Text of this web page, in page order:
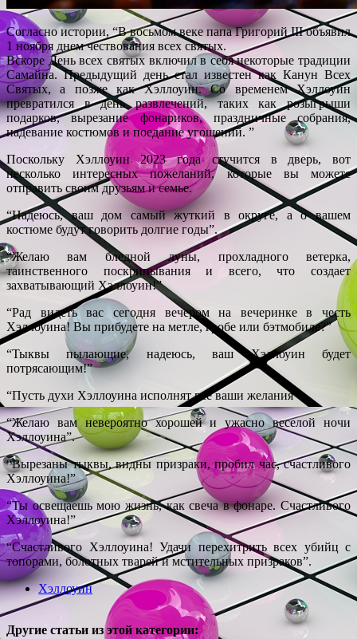
Согласно истории, “В восьмом веке папа Григорий III объявил
1 ноября днем чествования всех святых.
Вскоре День всех святых включил в себя некоторые традиции
Самайна. Предыдущий день стал известен как Канун Всех
Святых, а позже как Хэллоуин. Со временем Хэллоуин
превратился в день развлечений, таких как розыгрыши
подарков, вырезание фонариков, праздничные собрания,
надевание костюмов и поедание угощений. ”
Поскольку Хэллоуин 2023 года стучится в дверь, вот
несколько интересных пожеланий, которые вы можете
отправить своим друзьям и семье.
“Надеюсь, ваш дом самый жуткий в округе, а о вашем
костюме будут говорить долгие годы”.
“Желаю вам бледной луны, прохладного ветерка,
таинственного поскрипывания и всего, что создает
захватывающий Хэллоуин!”
“Рад видеть вас сегодня вечером на вечеринке в честь
Хэллоуина! Вы прибудете на метле, гробе или бэтмобиле?”
“Тыквы пылающие, надеюсь, ваш Хэллоуин будет
потрясающим!”
“Пусть духи Хэллоуина исполнят все ваши желания”.
“Желаю вам невероятно хорошей и ужасно веселой ночи
Хэллоуина”.
“Вырезаны тыквы, видны призраки, пробил час, счастливого
Хэллоуина!”
“Ты освещаешь мою жизнь, как свеча в фонаре. Счастливого
Хэллоуина!”
“Счастливого Хэллоуина! Удачи перехитрить всех убийц с
топорами, болотных тварей и мстительных призраков”.
Хэллоуин
Другие статьи из этой категории: